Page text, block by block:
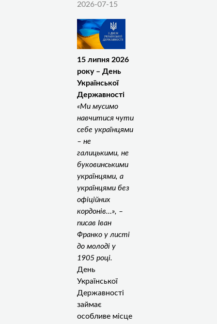
2026-07-15
15 липня 2026
року – День
Української
Державності
«Ми мусимо
навчитися чути
себе українцями
– не
галицькими, не
буковинськими
українцями, а
українцями без
офіційних
кордонів…», –
писав Іван
Франко у листі
до молоді у
1905 році.
День
Української
Державності
займає
особливе місце